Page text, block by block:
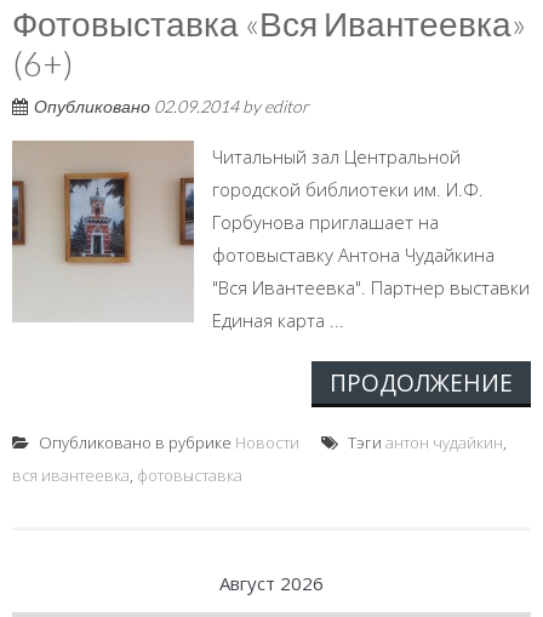
Фотовыставка «Вся Ивантеевка»
(6+)
Опубликовано 02.09.2014byeditor
Читальный зал Центральной
городской библиотеки им. И.Ф.
Горбунова приглашает на
фотовыставку Антона Чудайкина
"Вся Ивантеевка". Партнер выставки
Единая карта ...
ПРОДОЛЖЕНИЕ
Опубликовано в рубрике Новости Тэги антон чудайкин,
вся ивантеевка, фотовыставка
Август 2026